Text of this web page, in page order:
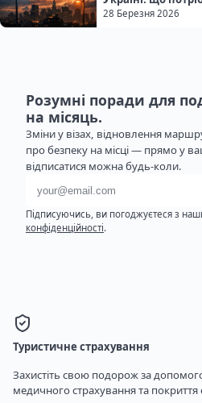
28 Березня 2026
Розумні поради для
на місяць.
Зміни у візах, відновлення
про безпеку на місці — прямо у
відписатися можна будь-коли.
Адреса електронної пошти
Підписуючись, ви погоджуєтеся з
конфіденційності.
Туристичне страхування
Захистіть свою подорож за
медичного страхування та покриття